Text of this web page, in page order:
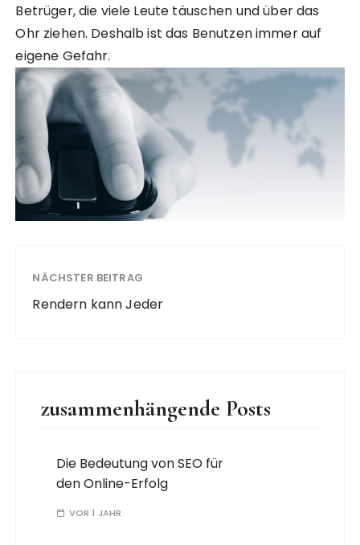
Betrüger, die viele Leute täuschen und über das
Ohr ziehen. Deshalb ist das Benutzen immer auf
eigene Gefahr.
NÄCHSTER BEITRAG
Rendern kann Jeder
zusammenhängende Posts
Die Bedeutung von SEO für
den Online-Erfolg
VOR 1 JAHR